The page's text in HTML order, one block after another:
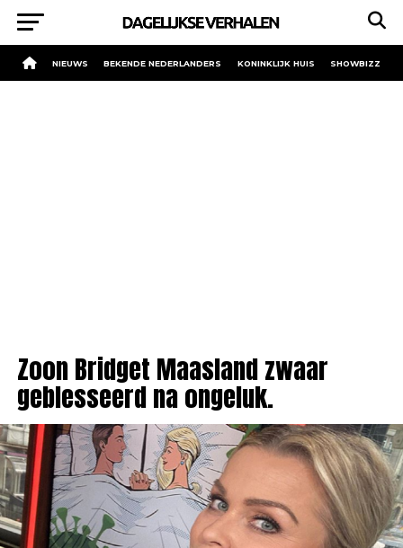
NIEUWS BEKENDE NEDERLANDERS KONINKLIJK HUIS SHOWBIZZ
Zoon Bridget Maasland zwaar
geblesseerd na ongeluk.